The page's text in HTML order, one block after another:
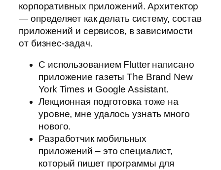
корпоративных приложений. Архитектор
— определяет как делать систему, состав
приложений и сервисов, в зависимости
от бизнес-задач.
С использованием Flutter написано
приложение газеты The Brand New
York Times и Google Assistant.
Лекционная подготовка тоже на
уровне, мне удалось узнать много
нового.
Разработчик мобильных
приложений – это специалист,
который пишет программы для